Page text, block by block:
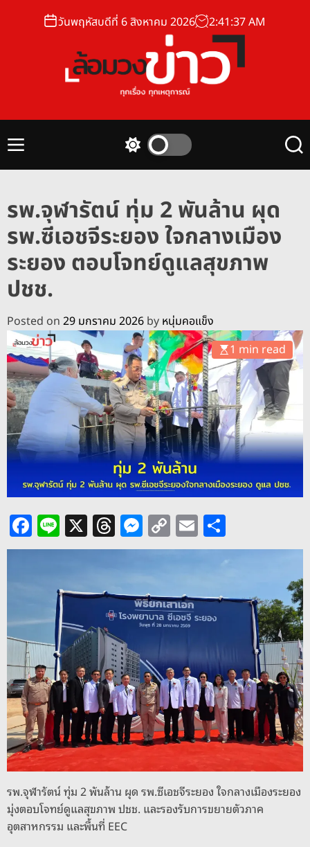
วันพฤหัสบดีที่ 6 สิงหาคม 2026 2:41:38AM
อ
า
ว
M
c
h
c
o
l
o
o
d
e
S
รพ.จุฬารัตน์ ทุ่ม 2 พันล้าน ผุด
รพ.ซีเอชจีระยอง ใจกลางเมือง
ระยอง ตอบโจทย์ดูแลสุขภาพ
ปชช.
Posted on 29 มกราคม 2026 by หนุ่มคอแข็ง
1 min read
F
a
b
o
o
k
Li
n
X T
h
re
a
d
s
M
e
ss
e
n
g
er
C
o
p
y
Li
n
k
E
m
ai
l
h
ar
e
รพ.จุฬารัตน์ ทุ่ม 2 พันล้าน ผุด รพ.ซีเอชจีระยอง ใจกลางเมืองระยอง
มุ่งตอบโจทย์ดูแลสุขภาพ ปชช. และรองรับการขยายตัวภาค
อุตสาหกรรม และพื้นที่ EEC